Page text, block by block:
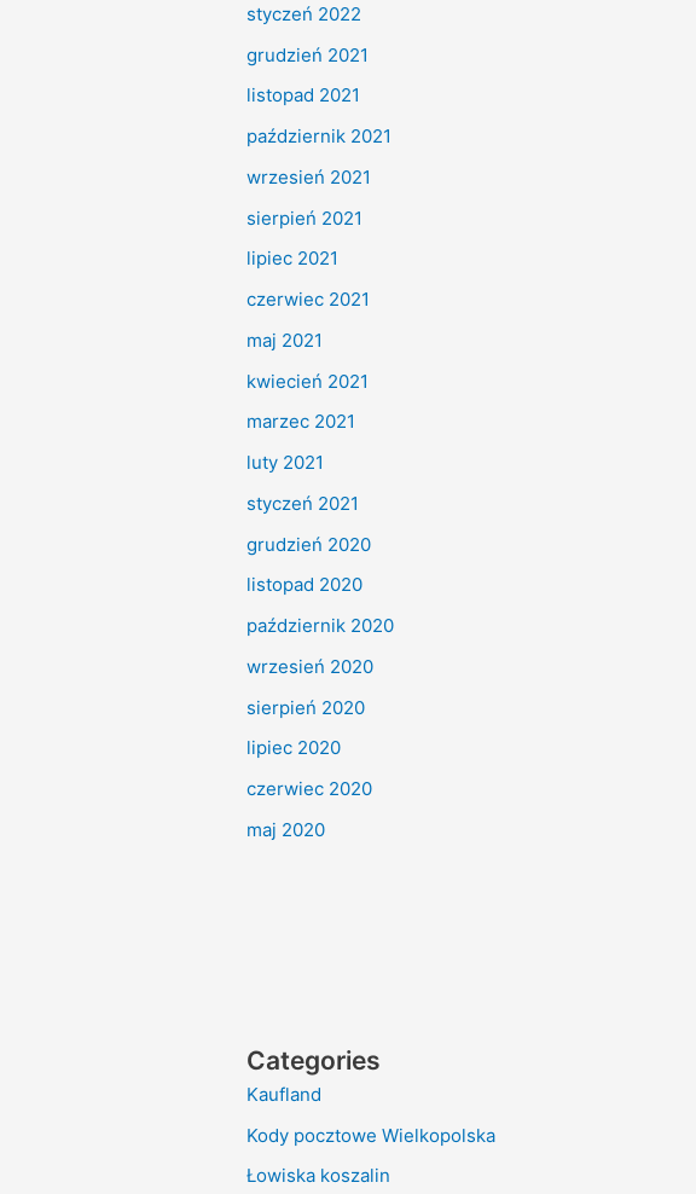
styczeń 2022
grudzień 2021
listopad 2021
październik 2021
wrzesień 2021
sierpień 2021
lipiec 2021
czerwiec 2021
maj 2021
kwiecień 2021
marzec 2021
luty 2021
styczeń 2021
grudzień 2020
listopad 2020
październik 2020
wrzesień 2020
sierpień 2020
lipiec 2020
czerwiec 2020
maj 2020
Categories
Kaufland
Kody pocztowe Wielkopolska
Łowiska koszalin